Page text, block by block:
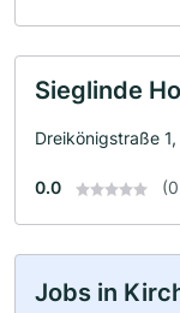
Sieglinde
Dreikönigstraße
0.0
Jobs in